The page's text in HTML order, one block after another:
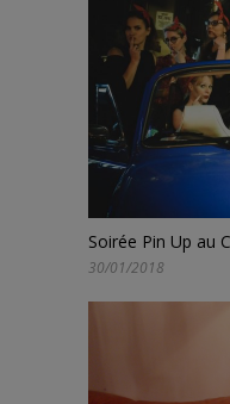
Soirée Pin Up au
30/01/2018